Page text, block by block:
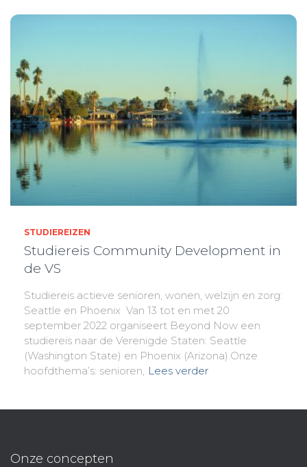
STUDIEREIZEN
Studiereis Community Development in
de VS
Studiereis actieve senioren, wonen, welzijn en zorg:
Seattle en Phoenix Van 13 tot en met 20
september 2022 organiseert Beyond Now een
studiereis naar de Verenigde Staten: Seattle
(Washington State) en Phoenix (Arizona).Onze
hoofdthema’s: senioren, Lees verder
Onze concepten